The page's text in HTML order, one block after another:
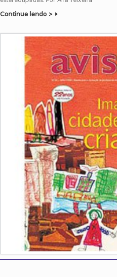
Continue lendo >